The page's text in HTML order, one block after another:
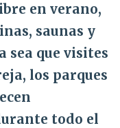
en verano,
saunas y
sea que visites
los parques
todo el